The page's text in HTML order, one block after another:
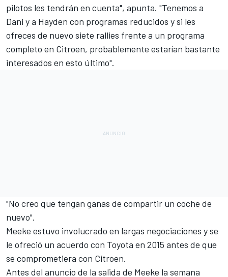
pilotos les tendrán en cuenta", apunta. "Tenemos a
Dani y a Hayden con programas reducidos y si les
ofreces de nuevo siete rallies frente a un programa
completo en Citroen, probablemente estarían bastante
interesados en esto último".
"No creo que tengan ganas de compartir un coche de
nuevo".
Meeke estuvo involucrado en largas negociaciones y se
le ofreció un acuerdo con Toyota en 2015 antes de que
se comprometiera con Citroen.
Antes del anuncio de la salida de Meeke la semana